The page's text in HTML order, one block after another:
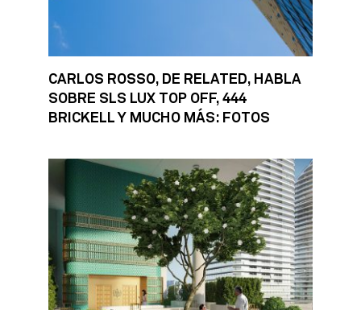
CARLOS ROSSO, DE RELATED, HABLA
SOBRE SLS LUX TOP OFF, 444
BRICKELL Y MUCHO MÁS: FOTOS